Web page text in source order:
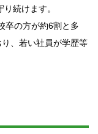
続けます。
卒の方が約6割と多
、若い社員が学歴等